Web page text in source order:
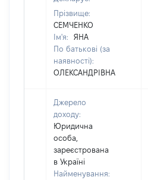
Прізвище:
СЕМЧЕНКО
Ім'я:
ЯНА
По батькові (за
наявності):
ОЛЕКСАНДРІВНА
Джерело
доходу:
Юридична
особа,
зареєстрована
в Україні
Найменування: